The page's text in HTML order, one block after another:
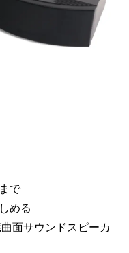
で
める
面サウンドスピーカ